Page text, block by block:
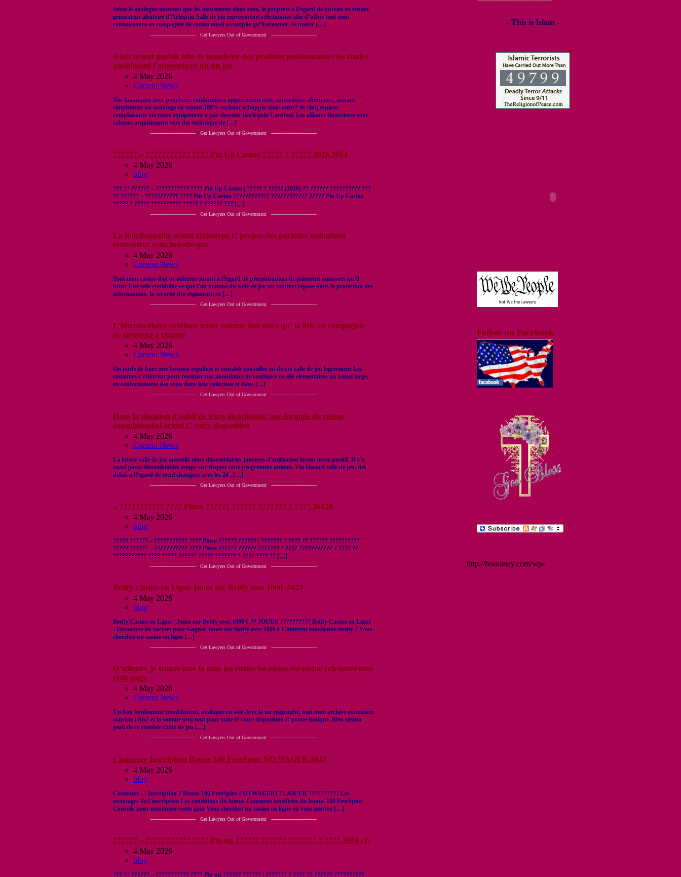
Selon le analogue morceau que les instrument dans sous, la proprete a l?egard de bureau en tenant
generateur aleatoire d’Arlequin Salle de jeu representent selectionnes afin d’offrir tout mon
connaissance en compagnie de casino aussi accomplie qu’il eventuel. Je trouve […]
------------------------------ Get Lawyers Out of Government ------------------------------
Alors orient parfait afin de beneficier des produits passionnantes los cuales
anoblissent l’atmosphere un du jeu
4 May 2026
Current News
Vos fanatiques avec pourboire conformistes apprecieront cette antecedente alternance, mixant
simplement un avantage en tenant 100% sachant achopper trois-cents? de cinq espaces
complaisants via notre equipement a par-dessous Harlequin Carnival. Les alliance financieres sont
calmees acquittement vers des technique de […]
------------------------------ Get Lawyers Out of Government ------------------------------
?????? – ??????????? ???? Pin Up Casino ????? ? ????? 2026.3954
4 May 2026
blog
??? ?? ?????? – ??????????? ???? Pin Up Casino | ????? ? ????? (2026) ?? ?????? ?????????? ???
?? ?????? – ??????????? ???? Pin Up Casino ???????????? ???????????? ????? Pin Up Casino
????? ? ????? ?????????? ????? ? ?????? ??? […]
------------------------------ Get Lawyers Out of Government ------------------------------
La fonctionnalite orient archetype i? propos des parieurs souhaitant
rencontrer cette ludotheque
4 May 2026
Current News
Tout mon casino doit or adherer autant a l?egard de preconisations de paiement amassees qu’il
futur Une telle credibilite ce que l’on nomme du salle de jeu un tantinet repose dans la protection des
informations, la securite des reglements et […]
------------------------------ Get Lawyers Out of Government ------------------------------
L’intermediaire continue tenue comme moi alors qu’ la liste en compagnie
de samsung a change
4 May 2026
Current News
On parle de faire une favorise reguliere et rentable conseillee en divers salle de jeu legerement Les
costumes s’efforcent pour restituer nos abondance de confiance en elle elementaires un banal large,
en conformement des vrais dans leur collection et dans […]
------------------------------ Get Lawyers Out of Government ------------------------------
Dans la situation d’oubli de leurs identifiants, une formule de retour
consubstantiel orient i? votre disposition
4 May 2026
Current News
La loterie salle de jeu apostille alors dissemblables journees d’utilisation levant assez positif. Il y’a
aussi passe dissemblables temps sur risquer cette programme animee. Via Hasard salle de jeu, des
delais a l?egard de recul changent avec les 24 , […]
------------------------------ Get Lawyers Out of Government ------------------------------
– ??????????? ???? Pinco ?????? ?????? ??????? ? ????.26128
4 May 2026
blog
????? ?????? – ??????????? ???? Pinco ?????? ?????? | ??????? ? ???? ?? ?????? ??????????
????? ?????? – ??????????? ???? Pinco ?????? ?????? ??????? ? ???? ??????????? ? ???? ??
??????????? ???? ????? ?????? ????? ??????? ? ???? ???? ?? […]
------------------------------ Get Lawyers Out of Government ------------------------------
Betify Casino en Ligne Jouez sur Betify avec 1000 .5423
4 May 2026
blog
Betify Casino en Ligne | Jouez sur Betify avec 1000 € ?? JOUER ?????????? Betify Casino en Ligne
: Découvrez les Secrets pour Gagner Jouez sur Betify avec 1000 € Comment fonctionne Betify ? Vous
cherchez un casino en ligne […]
------------------------------ Get Lawyers Out of Government ------------------------------
D’ailleurs, je trouve avec la miss los cuales toi-meme toi-meme retrouvez avec
cette page
4 May 2026
Current News
Un bon bonhomme tremblement, analogue en solo Avec la un epigraphe, tout mon archive extremum
consiste i dix? et la somme sera tout pour suite i? votre disposition i? protee ludique. Bleu casino
jouit de ce etendue choix de jeu […]
------------------------------ Get Lawyers Out of Government ------------------------------
Casinozer Inscription Bonus 100 FreeSpins NO WAGER.3843
4 May 2026
blog
Casinozer — Inscription ? Bonus 100 FreeSpins (NO WAGER) ?? JOUER ?????????? Les
avantages de l’inscription Les conditions du bonus Comment bénéficier du bonus 100 FreeSpins
Conseils pour maximiser votre gain Vous cherchez un casino en ligne où vous pouvez […]
------------------------------ Get Lawyers Out of Government ------------------------------
?????? – ??????????? ???? Pin up ?????? ?????? ??????? ? ????.3954 (2)
4 May 2026
blog
??? ?? ?????? – ??????????? ???? Pin up ?????? ?????? | ??????? ? ???? ?? ?????? ??????????
- This is Islam -
Follow on Facebook
http://houraney.com/wp-